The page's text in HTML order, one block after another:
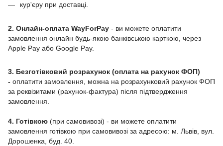
кур'єру при доставці.
2. Онлайн-оплата WayForPay - ви можете оплатити
замовлення онлайн будь-якою банківською карткою, через
Apple Pay або Google Pay.
3. Безготівковий розрахунок (оплата на рахунок ФОП)
- оплатити замовлення, можна на розрахунковий рахунок ФОП
за реквізитами (рахунок-фактура) після підтвердження
замовлення.
4. Готівкою (при самовивозі) - ви можете оплатити
замовлення готівкою при самовивозі за адресою: м. Львів, вул.
Дорошенка, буд. 40.